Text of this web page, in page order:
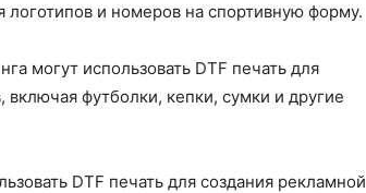
логотипов и номеров на спортивную форму.
могут использовать DTF печать для
футболки, кепки, сумки и другие
DTF печать для создания рекламной